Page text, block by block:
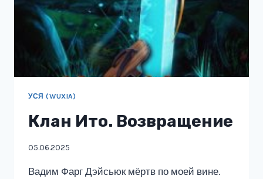
УСЯ (WUXIA)
Клан Ито. Возвращение
05.06.2025
Вадим Фарг Дэйсьюк мёртв по моей вине.